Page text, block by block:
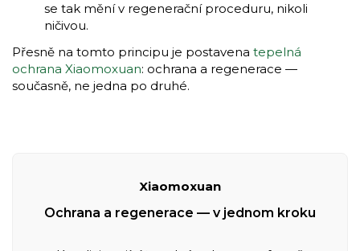
se tak mění v regenerační proceduru, nikoli
ničivou.
Přesně na tomto principu je postavena tepelná
ochrana Xiaomoxuan: ochrana a regenerace —
současně, ne jedna po druhé.
Xiaomoxuan
Ochrana a regenerace — v jednom kroku